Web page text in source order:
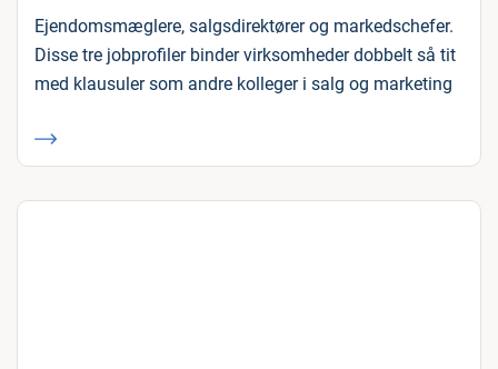
Ejendomsmæglere, salgsdirektører og markedschefer.
Disse tre jobprofiler binder virksomheder dobbelt så tit
med klausuler som andre kolleger i salg og marketing